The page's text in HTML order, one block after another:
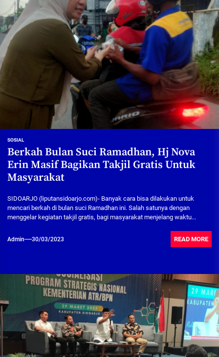
SOSIAL
Berkah Bulan Suci Ramadhan, Hj Nova
Erin Masif Bagikan Takjil Gratis Untuk
Masyarakat
SIDOARJO (liputansidoarjo.com)- Banyak cara bisa dilakukan untuk
mencari berkah di bulan suci Ramadhan ini. Salah satunya dengan
menggelar kegiatan takjil gratis, bagi masyarakat menjelang waktu...
Admin 30/03/2023 READ MORE